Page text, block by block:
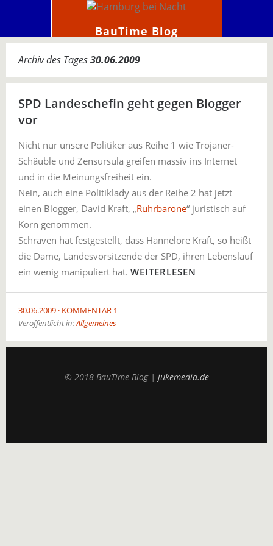
BauTime Blog
Archiv des Tages30.06.2009
SPD Landeschefin geht gegen Blogger
vor
Nicht nur unsere Politiker aus Reihe 1 wie Trojaner-
Schäuble und Zensursula greifen massiv ins Internet
und in die Meinungsfreiheit ein.
Nein, auch eine Politiklady aus der Reihe 2 hat jetzt
einen Blogger, David Kraft, „Ruhrbarone“ juristisch auf
Korn genommen.
Schraven hat festgestellt, dass Hannelore Kraft, so heißt
die Dame, Landesvorsitzende der SPD, ihren Lebenslauf
ein wenig manipuliert hat. WEITERLESEN
30.06.2009 KOMMENTAR 1
Veröffentlicht in:Allgemeines
© 2018 BauTime Blog | jukemedia.de